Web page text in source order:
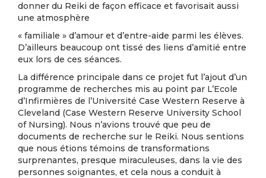
donner du Reiki de façon efficace et favorisait aussi
une atmosphère
« familiale » d’amour et d’entre-aide parmi les élèves.
D’ailleurs beaucoup ont tissé des liens d’amitié entre
eux lors de ces séances.
La différence principale dans ce projet fut l’ajout d’un
programme de recherches mis au point par L’Ecole
d’Infirmières de l’Université Case Western Reserve à
Cleveland (Case Western Reserve University School
of Nursing). Nous n’avions trouvé que peu de
documents de recherche sur le Reiki. Nous sentions
que nous étions témoins de transformations
surprenantes, presque miraculeuses, dans la vie des
personnes soignantes, et cela nous a conduit à